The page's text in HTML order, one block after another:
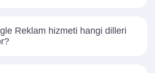
Reklam hizmeti hangi dilleri